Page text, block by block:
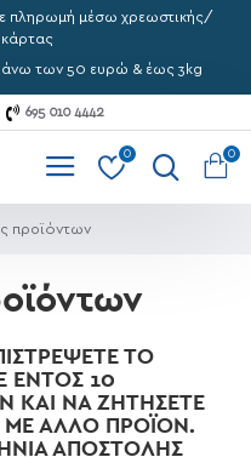
πληρωμή μέσω χρεωστικής/
κάρτας
άνω των 50 ευρώ & έως 3kg
695 010 4442
0 0
προϊόντων
ΤΟ
ΕΝΤΌΣ 10
ΚΑΙ ΝΑ ΖΗΤΉΣΕΤΕ
ΜΕ ΆΛΛΟ ΠΡΟΪΌΝ.
ΑΠΟΣΤΟΛΉΣ